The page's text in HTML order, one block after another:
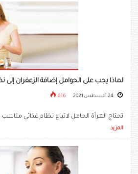
لماذا يجب على الحوامل إضافة الزعفران إلى
616
تحتاج المرأة الحامل لاتباع نظام غذائي
المزيد